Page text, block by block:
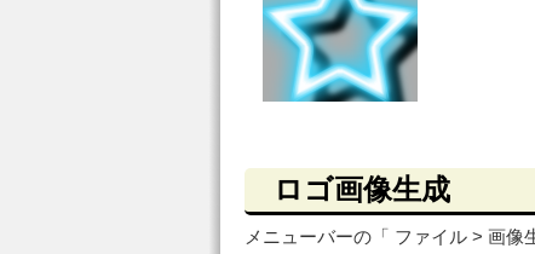
ロゴ画像生成
メニューバーの「 ファイル > 画